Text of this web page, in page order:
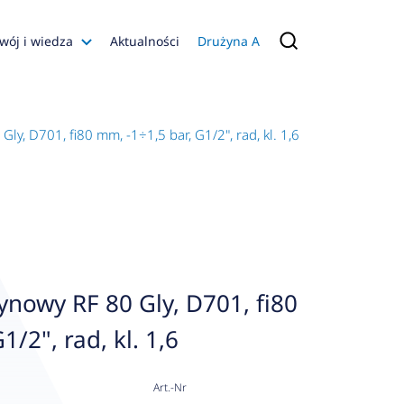
i wiedza
Konfiguratory
Aktualności Drużyna A
D701, fi80 mm, -1÷1,5 bar, G1/2", rad, kl. 1,6
RF 80 Gly, D701, fi80
2", rad, kl. 1,6
Art.-Nr